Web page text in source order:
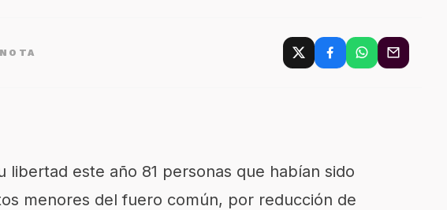
libertad este año 81 personas que habían sido
menores del fuero común, por reducción de